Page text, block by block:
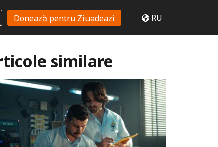
Donează pentru Ziuadeazi RU
similare